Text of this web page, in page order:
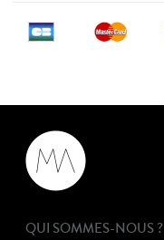
QUI SOMMES-NOUS ?